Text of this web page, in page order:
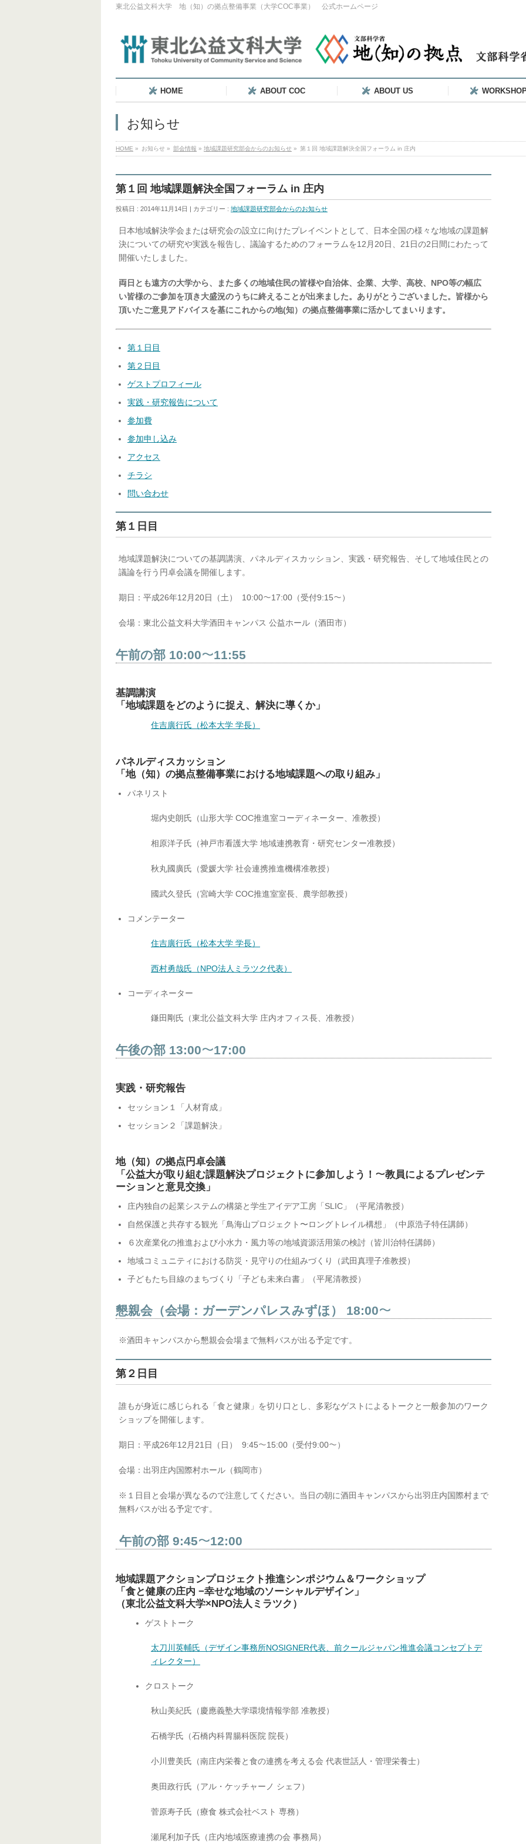
東北公益文科大学 地（知）の拠点整備事業（大学COC事業） 公式ホームページ
HOME ABOUT COC ABOUT US
お知らせ
HOME » お知らせ » 部会情報 » 地域課題研究部会からのお知らせ » 第１回 地域課題解決全国フォーラム in 庄内
第１回 地域課題解決全国フォーラム in 庄内
投稿日 : 2014年11月14日 | カテゴリー : 地域課題研究部会からのお知らせ
日本地域解決学会または研究会の設立に向けたプレイベントとして、日本全国の様々な地域の課題解
決についての研究や実践を報告し、議論するためのフォーラムを12月20日、21日の2日間にわたって
開催いたしました。
両日とも遠方の大学から、また多くの地域住民の皆様や自治体、企業、大学、高校、NPO等の幅広
い皆様のご参加を頂き大盛況のうちに終えることが出来ました。ありがとうございました。皆様から
頂いたご意見アドバイスを基にこれからの地(知）の拠点整備事業に活かしてまいります。
第１日目
第２日目
ゲストプロフィール
実践・研究報告について
参加費
参加申し込み
アクセス
チラシ
問い合わせ
第１日目
地域課題解決についての基調講演、パネルディスカッション、実践・研究報告、そして地域住民との
議論を行う円卓会議を開催します。
期日：平成26年12月20日（土） 10:00〜17:00（受付9:15〜 ）
会場：東北公益文科大学酒田キャンパス 公益ホール（酒田市）
午前の部 10:00〜11:55
基調講演
「地域課題をどのように捉え、解決に導くか」
住吉廣行氏（松本大学 学長）
パネルディスカッション
「地（知）の拠点整備事業における地域課題への取り組み」
パネリスト
堀内史朗氏（山形大学 COC推進室コーディネーター、准教授）
相原洋子氏（神戸市看護大学 地域連携教育・研究センター准教授）
秋丸國廣氏（愛媛大学 社会連携推進機構准教授）
國武久登氏（宮崎大学 COC推進室室長、農学部教授）
コメンテーター
住吉廣行氏（松本大学 学長）
西村勇哉氏（NPO法人ミラツク代表）
コーディネーター
鎌田剛氏（東北公益文科大学 庄内オフィス長、准教授）
午後の部 13:00〜17:00
実践・研究報告
セッション１「人材育成」
セッション２「課題解決」
地（知）の拠点円卓会議
「公益大が取り組む課題解決プロジェクトに参加しよう！ 〜教員によるプレゼンテ
ーションと意見交換」
庄内独自の起業システムの構築と学生アイデア工房「SLIC」（平尾清教授）
自然保護と共存する観光「鳥海山プロジェクト〜ロングトレイル構想」（中原浩子特任講師）
６次産業化の推進および小水力・風力等の地域資源活用策の検討（皆川治特任講師）
地域コミュニティにおける防災・見守りの仕組みづくり（武田真理子准教授）
子どもたち目線のまちづくり「子ども未来白書」（平尾清教授）
懇親会（会場：ガーデンパレスみずほ） 18:00〜
※酒田キャンパスから懇親会会場まで無料バスが出る予定です。
第２日目
誰もが身近に感じられる「食と健康」を切り口とし、多彩なゲストによるトークと一般参加のワーク
ショップを開催します。
期日：平成26年12月21日（日） 9:45〜15:00（受付9:00〜 ）
会場：出羽庄内国際村ホール（鶴岡市）
※１日目と会場が異なるので注意してください。当日の朝に酒田キャンパスから出羽庄内国際村まで
無料バスが出る予定です。
午前の部 9:45〜12:00
地域課題アクションプロジェクト推進シンポジウム＆ワークショップ
「食と健康の庄内 −幸せな地域のソーシャルデザイン」
（東北公益文科大学×NPO法人ミラツク）
ゲストトーク
太刀川英輔氏（デザイン事務所NOSIGNER代表、前クールジャパン推進会議コンセプトデ
ィレクター）
クロストーク
秋山美紀氏（慶應義塾大学環境情報学部 准教授）
石橋学氏（石橋内科胃腸科医院 院長）
小川豊美氏（南庄内栄養と食の連携を考える会 代表世話人・管理栄養士）
奥田政行氏（アル・ケッチャーノ シェフ）
菅原寿子氏（療食 株式会社ベスト 専務）
瀬尾利加子氏（庄内地域医療連携の会 事務局）